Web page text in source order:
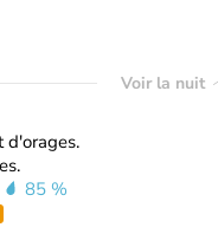
Voir la nuit
d'orages.
85 %